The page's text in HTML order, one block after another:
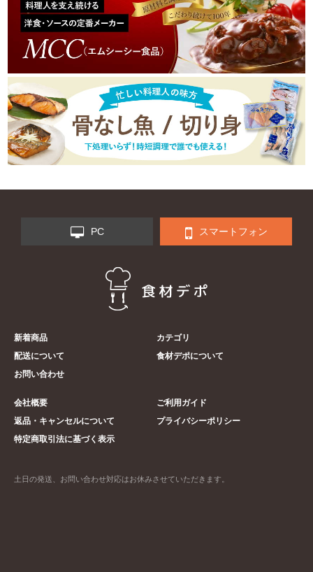
PC スマートフォン
新着商品
カテゴリ
配送について
食材デポについて
お問い合わせ
会社概要
ご利用ガイド
返品・キャンセルについて
プライバシーポリシー
特定商取引法に基づく表示
土日の発送、お問い合わせ対応はお休みさせていただきます。